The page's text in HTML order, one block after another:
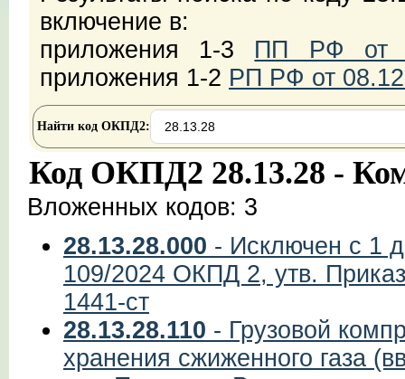
включение в:
приложения 1-3 ПП РФ от
приложения 1-2 РП РФ от
Найти код ОКПД2:
Код ОКПД2 28.13.28 -
Вложенных кодов: 3
28.13.28.000 - Исключен с 1
109/2024 ОКПД 2, утв.
1441-ст
28.13.28.110 - Грузовой
хранения сжиженного газа